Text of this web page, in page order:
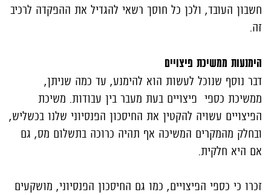
חשבון העובד, ולכן כל חוסך רשאי להגדיל את ההפקדה לרכיב
זה.
הימנעות ממשיכת פיצויים
דבר נוסף שנוכל לעשות הוא להימנע, עד כמה שניתן,
ממשיכת כספי פיצויים בעת מעבר בין עבודות. משיכת
הפיצויים עשויה להקטין את החיסכון הפנסיוני שלנו בכשליש,
ובחלק מהמקרים המשיכה אף תהיה כרוכה בתשלום מס, גם
אם היא חלקית.
זכרו כי כספי הפיצויים, כמו גם החיסכון הפנסיוני, מושקעים